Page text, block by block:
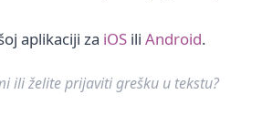
aplikaciji za iOS ili Android.
ili želite prijaviti grešku u tekstu?